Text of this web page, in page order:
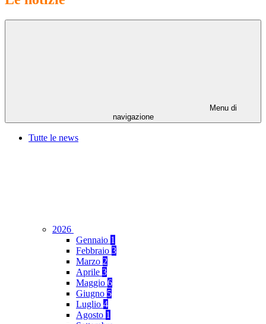
Menu di
navigazione
Tutte le news
2026
Gennaio 1
Febbraio 3
Marzo 2
Aprile 3
Maggio 6
Giugno 5
Luglio 4
Agosto 1